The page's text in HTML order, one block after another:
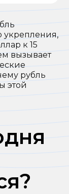
укрепления,
к 15
вызывает
рубль
этой